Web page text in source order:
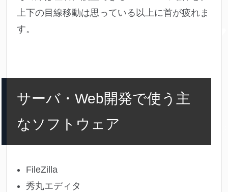
上下の目線移動は思っている以上に首が疲れま
す。
サーバ・Web開発で使う主
なソフトウェア
FileZilla
秀丸エディタ